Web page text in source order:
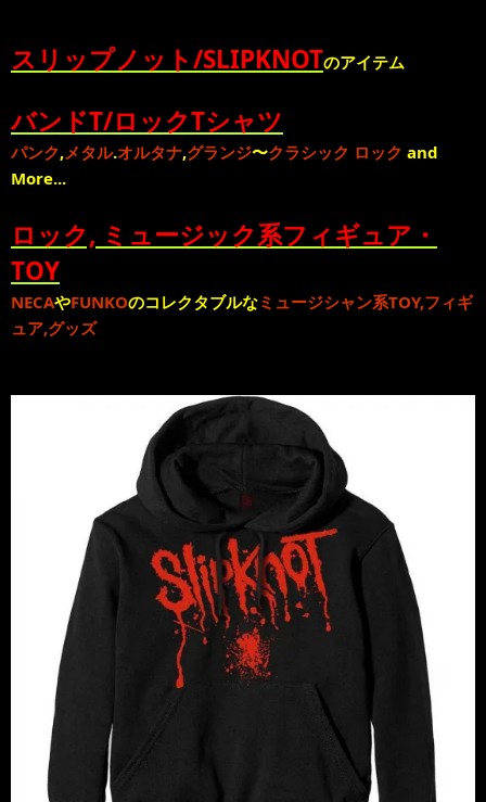
スリップノット/SLIPKNOTのアイテム
バンドT/ロックTシャツ
パンク,メタル.オルタナ,グランジ〜クラシック ロック and
More...
ロック, ミュージック系フィギュア・
TOY
NECAやFUNKOのコレクタブルなミュージシャン系TOY,フィギ
ュア,グッズ